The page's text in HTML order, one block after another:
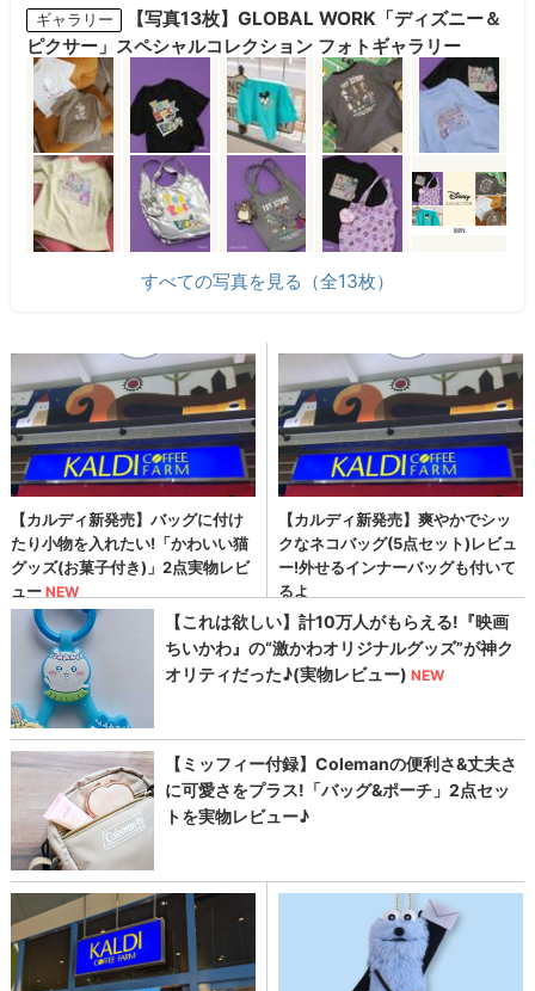
ギャラリー
【写真13枚】GLOBAL WORK「ディズニー＆
ピクサー」スペシャルコレクション フォトギャラリー
すべての写真を見る（全13枚）